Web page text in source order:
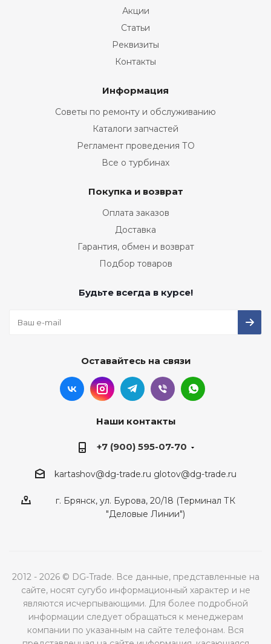
Акции
Статьи
Реквизиты
Контакты
Информация
Советы по ремонту и обслуживанию
Каталоги запчастей
Регламент проведения ТО
Все о турбинах
Покупка и возврат
Оплата заказов
Доставка
Гарантия, обмен и возврат
Подбор товаров
Будьте всегда в курсе!
Оставайтесь на связи
Наши контакты
+7 (900) 595-07-70
kartashov@dg-trade.ru glotov@dg-trade.ru
г. Брянск, ул. Бурова, 20/18 (Терминал ТК
"Деловые Линии")
2012 - 2026 © DG-Trade. Все данные, представленные на
сайте, носят сугубо информационный характер и не
являются исчерпывающими. Для более подробной
информации следует обращаться к менеджерам
компании по указанным на сайте телефонам. Вся